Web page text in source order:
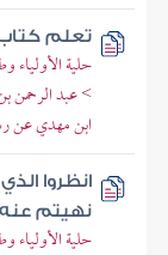
تعلم كتاب
حلية
> عبد الرحمن
ابن مهدي عن
انظروا
نهيتم
حلية